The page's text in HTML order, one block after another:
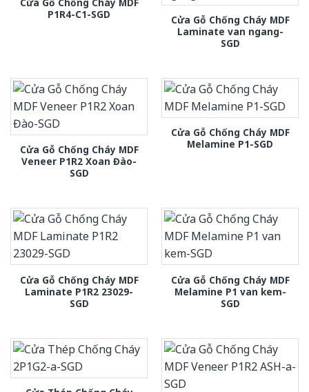
P1R4-C1-SGD
Cửa Gỗ Chống Cháy MDF
Laminate van ngang-
SGD
Cửa Gỗ Chống Cháy MDF
Veneer P1R2 Xoan Đào-
SGD
Cửa Gỗ Chống Cháy MDF
Melamine P1-SGD
Cửa Gỗ Chống Cháy MDF
Laminate P1R2 23029-
SGD
Cửa Gỗ Chống Cháy MDF
Melamine P1 van kem-
SGD